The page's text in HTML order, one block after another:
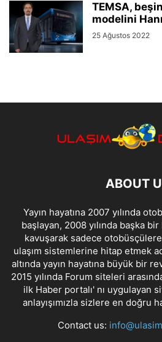
TEMSA,
modelini
25 Ağustos 2022
ABOUT
Yayın hayatına 2007 yılında
başlayan, 2008 yılında başka
kavuşarak sadece
ulaşım sistemlerine hitap etmek
altında yayın hayatına büyük bir
2015 yılında Forum siteleri
ilk Haber portalı' nı uygulayan
anlayışımızla sizlere en doğru
Contact us: